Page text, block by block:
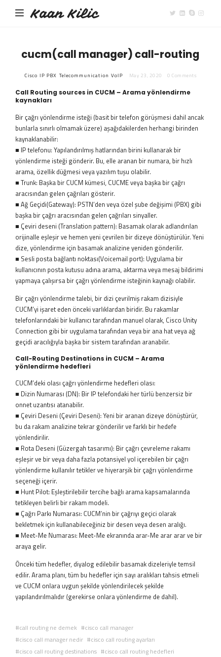
Kaan Kilic
cucm(call manager) call-routing
Cisco IP PBX Telecommunication VoIP May 23, 2020 0 Comments
Call Routing sources in CUCM – Arama yönlendirme
kaynakları
Bir çağrı yönlendirme isteği (basit bir telefon görüşmesi dahil ancak
bunlarla sınırlı olmamak üzere) aşağıdakilerden herhangi birinden
kaynaklanabilir:
■ IP telefonu: Yapılandırılmış hatlarından birini kullanarak bir
yönlendirme isteği gönderir. Bu, elle aranan bir numara, bir hızlı
arama, özellik düğmesi veya yazılım tuşu olabilir.
■ Trunk: Başka bir CUCM kümesi, CUCME veya başka bir çağrı
aracısından gelen çağrıları gösterir.
■ Ağ Geçidi(Gateway): PSTN’den veya özel şube değişimi (PBX) gibi
başka bir çağrı aracısından gelen çağrıları sinyaller.
■ Çeviri deseni (Translation pattern): Basamak olarak adlandırılan
orijinalle eşleşir ve hemen yeni çevrilen bir dizeye dönüştürülür. Yeni
dize, yönlendirme için basamak analizine yeniden gönderilir.
■ Sesli posta bağlantı noktası(Voicemail port): Uygulama bir
kullanıcının posta kutusu adına arama, aktarma veya mesaj bildirimi
yapmaya çalışırsa bir çağrı yönlendirme isteğinin kaynağı olabilir.
Bir çağrı yönlendirme talebi, bir dizi çevrilmiş rakam dizisiyle
CUCM’yi işaret eden önceki varlıklardan biridir. Bu rakamlar
telefonlarındaki bir kullanıcı tarafından manuel olarak, Cisco Unity
Connection gibi bir uygulama tarafından veya bir ana hat veya ağ
geçidi aracılığıyla başka bir sistem tarafından aranabilir.
Call-Routing Destinations in CUCM – Arama
yönlendirme hedefleri
CUCM’deki olası çağrı yönlendirme hedefleri olası:
■ Dizin Numarası (DN): Bir IP telefondaki her türlü benzersiz bir
onnet uzantısı atanabilir.
■ Çeviri Deseni (Çeviri Deseni): Yeni bir aranan dizeye dönüştürür,
bu da rakam analizine tekrar gönderilir ve farklı bir hedefe
yönlendirilir.
■ Rota Deseni (Güzergah tasarımı): Bir çağrı çevreleme rakamı
eşleşir ve bir veya daha fazla potansiyel yol içerebilen bir çağrı
yönlendirme kullanılır tetikler ve hiyerarşik bir çağrı yönlendirme
seçeneği içerir.
■ Hunt Pilot: Eşleştirilebilir tercihe bağlı arama kapsamalarında
tetikleyen belirli bir rakam modeli.
■ Çağrı Parkı Numarası: CUCM’nin bir çağrıyı geçici olarak
bekletmek için kullanabileceğiniz bir desen veya desen aralığı.
■ Meet-Me Numarası: Meet-Me ekranında arar-Me arar arar ve bir
araya gelir.
Önceki tüm hedefler, diyalog edilebilir basamak dizeleriyle temsil
edilir. Arama planı, tüm bu hedefler için sayı aralıkları tahsis etmeli
ve CUCM onlara uygun şekilde yönlendirilecek şekilde
yapılandırılmalıdır (gerekirse onlara yönlendirme de dahil).
call routing ne demek
cisco call manager
cisco call manager nedir
cisco call routing ayarları
cisco call routing destinations
cisco call routing hedefleri